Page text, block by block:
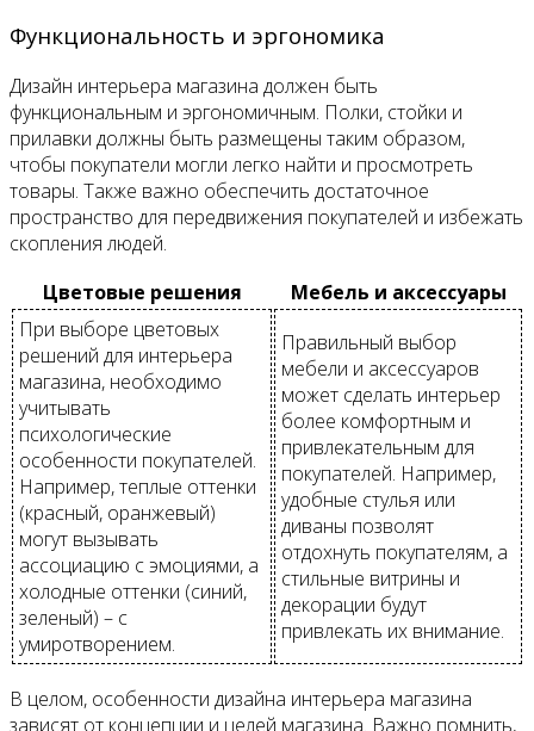
Функциональность и эргономика
Дизайн интерьера магазина должен быть
функциональным и эргономичным. Полки, стойки и
прилавки должны быть размещены таким образом,
чтобы покупатели могли легко найти и просмотреть
товары. Также важно обеспечить достаточное
пространство для передвижения покупателей и избежать
скопления людей.
Цветовые решения
Мебель и аксессуары
При выборе цветовых
решений для интерьера
магазина, необходимо
учитывать
психологические
особенности покупателей.
Например, теплые оттенки
(красный, оранжевый)
могут вызывать
ассоциацию с эмоциями, а
холодные оттенки (синий,
зеленый) – с
умиротворением.
Правильный выбор
мебели и аксессуаров
может сделать интерьер
более комфортным и
привлекательным для
покупателей. Например,
удобные стулья или
диваны позволят
отдохнуть покупателям, а
стильные витрины и
декорации будут
привлекать их внимание.
В целом, особенности дизайна интерьера магазина
зависят от концепции и целей магазина. Важно помнить,